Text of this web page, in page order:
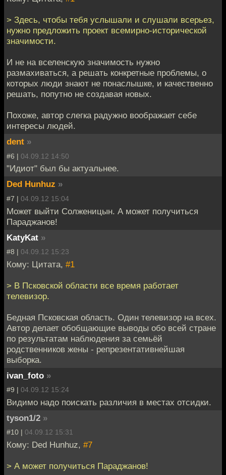
> Здесь, чтобы тебя услышали и слушали всерьез,
нужно предложить проект всемирно-исторической
значимости.
И не на вселенскую значимость нужно
размахиваться, а решать конкретные проблемы, о
которых люди знают не понаслышке, и качественно
решать, попутно не создавая новых.
Похоже, автор слегка радужно воображает себе
интересы людей.
dent »
#6 | 04.09.12 14:50
"Идиот" был бы актуальнее.
Ded Hunhuz »
#7 | 04.09.12 15:04
Может выйти Солженицын. А может получиться
Параджанов!
KatyKat »
#8 | 04.09.12 15:23
Кому: Цитата, #1
> В Псковской области все время работает
телевизор.
Бедная Псковская область. Один телевизор на всех.
Автор делает обобщающие выводы обо всей стране
по результатам наблюдения за семьёй
родственников жены - репрезентативнейшая
выборка.
ivan_foto »
#9 | 04.09.12 15:24
Видимо надо поискать различия в местах отсидки.
tyson1/2 »
#10 | 04.09.12 15:31
Кому: Ded Hunhuz, #7
> А может получиться Параджанов!